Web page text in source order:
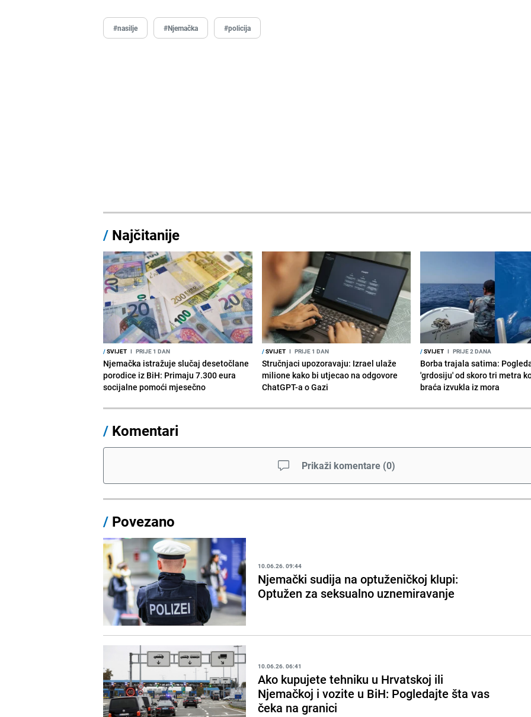
#nasilje #Njemačka #policija
/ Najčitanije
/SVIJET I PRIJE 1 DAN
Njemačka istražuje slučaj desetočlane
porodice iz BiH: Primaju 7.300 eura
socijalne pomoći mjesečno
/SVIJET I PRIJE 1 DAN
Stručnjaci upozoravaju: Izrael ulaže
milione kako bi utjecao na odgovore
ChatGPT-a o Gazi
/SVIJET I PRIJE 2 DANA
Borba trajala satima:
'grdosiju' od skoro tri metra
braća izvukla iz mora
/ Komentari
Prikaži komentare (0)
/ Povezano
10.06.26. 09:44
Njemački sudija na optuženičkoj klupi:
Optužen za seksualno uznemiravanje
10.06.26. 06:41
Ako kupujete tehniku u Hrvatskoj ili
Njemačkoj i vozite u BiH: Pogledajte šta vas
čeka na granici